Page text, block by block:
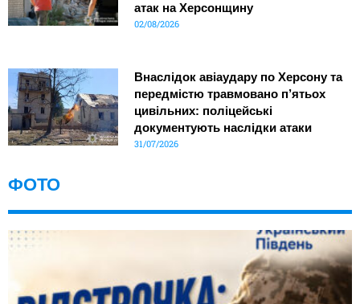
атак на Херсонщину
02/08/2026
Внаслідок авіаудару по Херсону та
передмістю травмовано п’ятьох
цивільних: поліцейські
документують наслідки атаки
31/07/2026
ФОТО